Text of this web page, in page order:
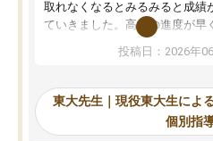
取れなくなるとみるみると成績
ていきました。高校の進度が早
供も家に帰って勉強の話すると
応を示します。東大先生にお願
れるので、親としても安心です
使える自習室とかもあり、わか
ところがあれば先生が回答して
投稿日：2026年
東大先生｜現役東大生によ
個別指